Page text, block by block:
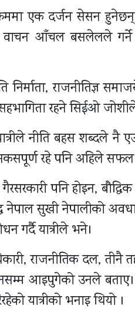
एक दर्जन सेसन हुनेछन्।
वाचन आँचल बसलेलले गर्ने
निर्माता, राजनीतिज्ञ
सहभागिता रहने सिईओ
नीति बहस शब्दले नै
रहे पनि अहिले सफल
पनि होइन,
नेपाल सुखी नेपालीको
गर्दै यात्रीले भने।
राजनीतिक दल, तीनै
आइपुगेको उनले
यात्रीको भनाइ थियो ।